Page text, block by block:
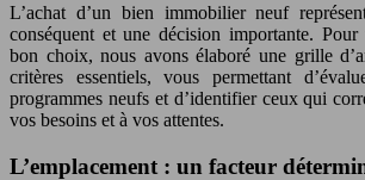
L’achat d’un bien immobilier neuf
conséquent et une décision importante.
bon choix, nous avons élaboré une grille
critères essentiels, vous permettant
programmes neufs et d’identifier ceux qui
vos besoins et à vos attentes.
L’emplacement : un facteur